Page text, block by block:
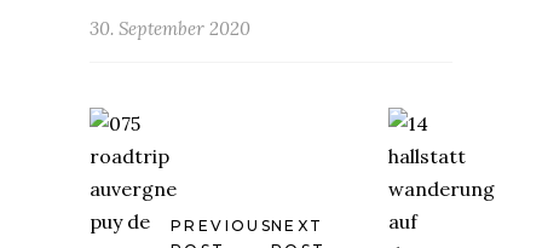
30. September 2020
PREVIOUSNEXT